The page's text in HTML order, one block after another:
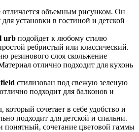
отличается объемным рисунком. Он
установки в гостиной и детской
urb подойдет к любому стилю
ребристый или классический.
резинового слоя скольжение
отлично подходит для кухонь
стилизован под свежую зеленую
подходит для балконов и
который сочетает в себе удобство и
подходит для детской и спальни.
понятный, сочетание цветовой гаммы